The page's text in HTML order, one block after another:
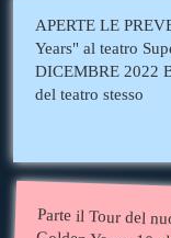
APERTE LE
Years" al teatro
DICEMBRE 2022
del teatro stesso
Parte il Tour del
Golden Years.
teatrali, voce
collaborazione